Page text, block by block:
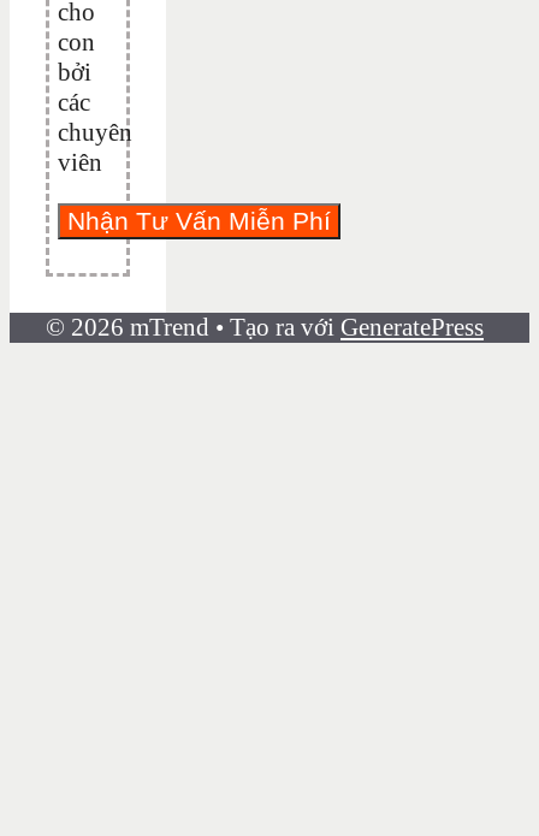
cho
con
bởi
các
chuyên
viên
© 2026 mTrend • Tạo ra với GeneratePress